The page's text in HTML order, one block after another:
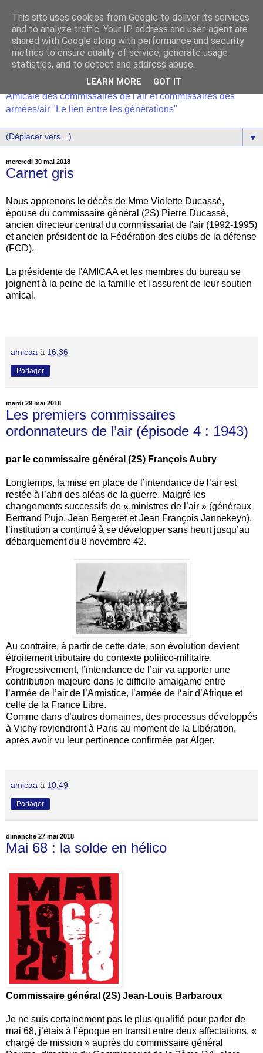
Amicale des commissaires de l'air et commissaires des
armées/air "Le lien entre les générations"
▼
mercredi 30 mai 2018
Carnet gris
Nous apprenons le décès de Mme Violette Ducassé,
épouse du commissaire général (2S) Pierre Ducassé,
ancien directeur central du commissariat de l'air (1992-1995)
et ancien président de la Fédération des clubs de la défense
(FCD).
La présidente de l'AMICAA et les membres du bureau se
joignent à la peine de la famille et l'assurent de leur soutien
amical.
amicaa à 16:36
Partager
mardi 29 mai 2018
Les premiers commissaires
ordonnateurs de l’air (épisode 4 : 1943)
par le commissaire général (2S) François Aubry
Longtemps, la mise en place de l’intendance de l’air est
restée à l’abri des aléas de la guerre. Malgré les
changements successifs de « ministres de l’air » (généraux
Bertrand Pujo, Jean Bergeret et Jean François Jannekeyn),
l’institution a continué à se développer sans heurt jusqu’au
débarquement du 8 novembre 42.
Au contraire, à partir de cette date, son évolution devient
étroitement tributaire du contexte politico-militaire.
Progressivement, l’intendance de l’air va apporter une
contribution majeure dans le difficile amalgame entre
l’armée de l’air de l’Armistice, l’armée de l‘air d’Afrique et
celle de la France Libre.
Comme dans d’autres domaines, des processus développés
à Vichy reviendront à Paris au moment de la Libération,
après avoir vu leur pertinence confirmée par Alger.
amicaa à 10:49
Partager
dimanche 27 mai 2018
Mai 68 : la solde en hélico
Commissaire général (2S) Jean-Louis Barbaroux
Je ne suis certainement pas le plus qualifié pour parler de
mai 68, j’étais à l’époque en transit entre deux affectations, «
chargé de mission » auprès du commissaire général
This site uses cookies from Google to deliver its services
and to analyze traffic. Your IP address and user-agent are
shared with Google along with performance and security
metrics to ensure quality of service, generate usage
statistics, and to detect and address abuse.
LEARN MORE GOT IT